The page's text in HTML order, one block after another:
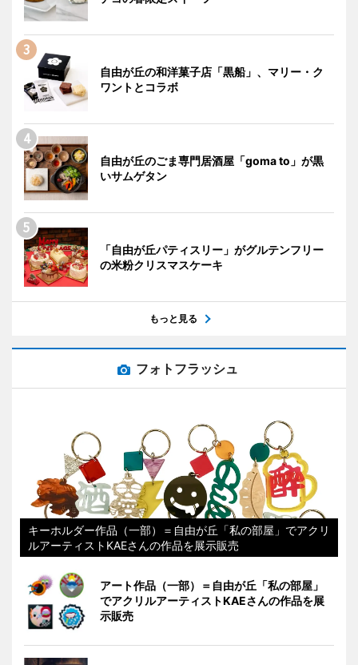
自由が丘の和洋菓子店「黒船」、マリー・ク
ワントとコラボ
自由が丘のごま専門居酒屋「goma to」が黒
いサムゲタン
「自由が丘パティスリー」がグルテンフリー
の米粉クリスマスケーキ
もっと見る
フォトフラッシュ
キーホルダー作品（一部）＝自由が丘「私の部屋」でアクリ
ルアーティストKAEさんの作品を展示販売
アート作品（一部）＝自由が丘「私の部屋」
でアクリルアーティストKAEさんの作品を展
示販売